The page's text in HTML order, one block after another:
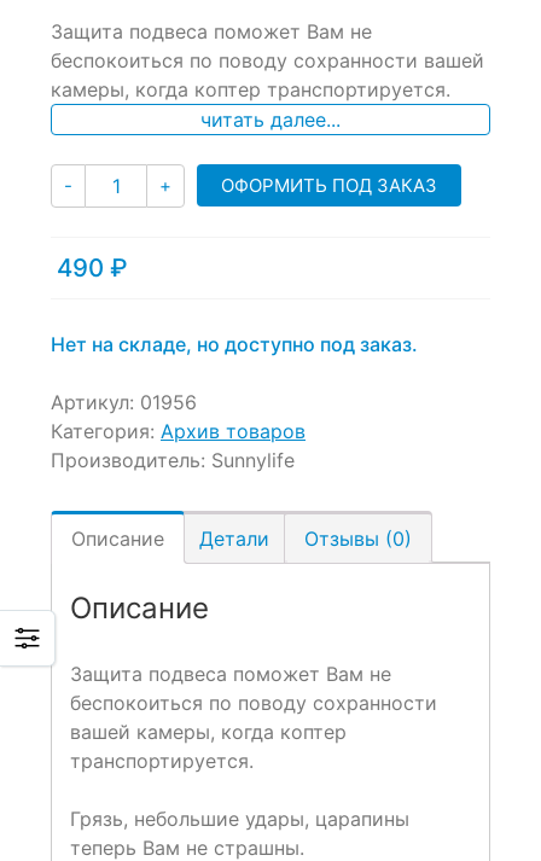
out
on
Защита подвеса поможет Вам не
беспокоиться по поводу сохранности вашей
камеры, когда коптер транспортируется.
читать далее...
- Количество
+ ОФОРМИТЬ ПОД ЗАКАЗ
490 ₽
Нет на складе, но доступно под заказ.
Артикул: 01956
Категория: Архив товаров
Производитель: Sunnylife
Описание Детали Отзывы (0)
Описание
Защита подвеса поможет Вам не
беспокоиться по поводу сохранности
вашей камеры, когда коптер
транспортируется.
Грязь, небольшие удары, царапины
теперь Вам не страшны.